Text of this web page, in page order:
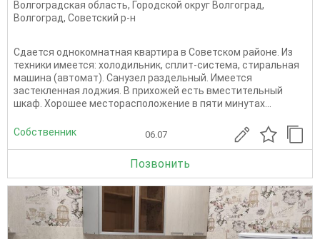
Волгоградская область, Городской округ Волгоград,
Волгоград, Советский р-н
Сдается однокомнатная квартира в Советском районе. Из
техники имеется: холодильник, сплит-система, стиральная
машина (автомат). Санузел раздельный. Имеется
застекленная лоджия. В прихожей есть вместительный
шкаф. Хорошее месторасположение в пяти минутах...
Собственник 06.07
Позвонить